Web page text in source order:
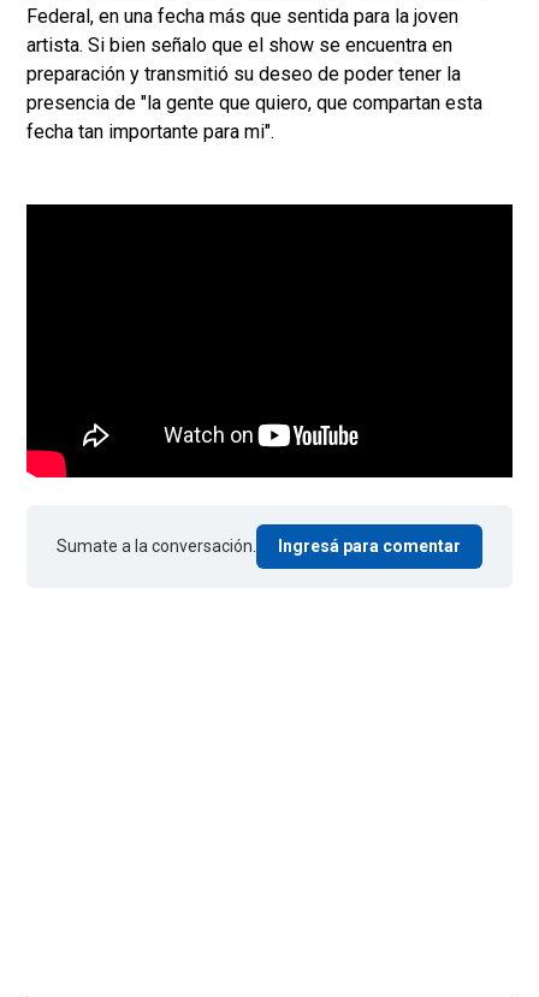
Federal, en una fecha más que sentida para la joven
artista. Si bien señalo que el show se encuentra en
preparación y transmitió su deseo de poder tener la
presencia de "la gente que quiero, que compartan esta
fecha tan importante para mi".
Sumate a la conversación. Ingresá para comentar